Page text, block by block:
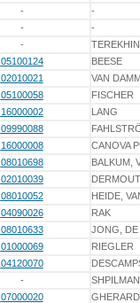
- -
- -
- TEREKHIN
05100124 BEESE
02010021 VAN
05100058 FISCHER
16000002 LANG
09990088
16000008 CANOVA
08010698 BALKUM,
02010039 DERMOUT
08010052 HEIDE,
04090026 RAK
08010633 JONG, DE
01000069 RIEGLER
04120070
- SHPILMAN
07000020